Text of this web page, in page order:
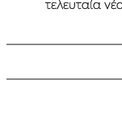
τελευταία